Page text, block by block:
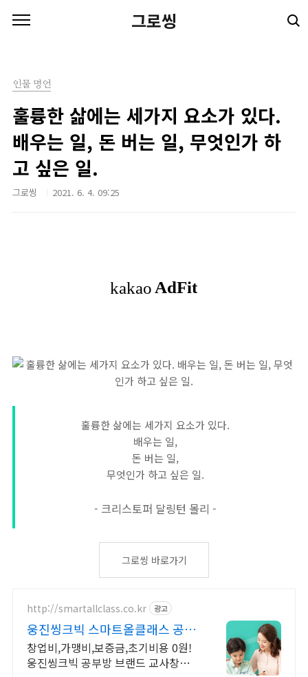
그로씽
인물 명언
훌륭한 삶에는 세가지 요소가 있다.
배우는 일, 돈 버는 일, 무엇인가 하
고 싶은 일.
그로씽 2021. 6. 4. 09:25
훌륭한 삶에는 세가지 요소가 있다.
배우는 일,
돈 버는 일,
무엇인가 하고 싶은 일.
- 크리스토퍼 달링턴 몰리 -
그로씽 바로가기
http://smartallclass.co.kr 광고
웅진씽크빅 스마트올클래스 공부
방집기, 회원모집 지원!
창업비,가맹비,보증금,초기비용 0원!
웅진씽크빅 공부방 브랜드 교사창업